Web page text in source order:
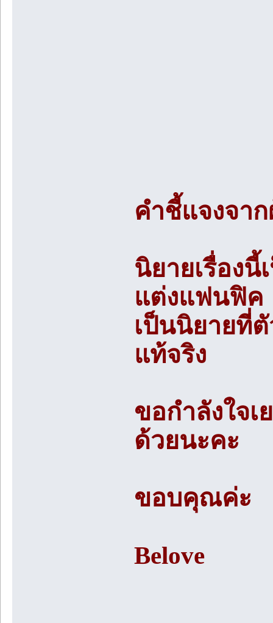
คำชี้แจงจา
นิยายเรื่องนี้
แต่งแฟนฟิค
เป็นนิยายที่
แท้จริง
ขอกำลังใจเ
ด้วยนะคะ
ขอบคุณค่ะ
Belove